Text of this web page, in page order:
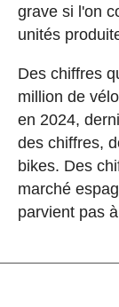
grave si l'on
unités
Des chiffres
million de
en 2024,
des chiffres,
bikes. Des
marché
parvient pas